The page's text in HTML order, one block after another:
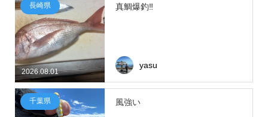
2026.08.01
長崎県 真鯛爆釣‼
yasu
千葉県 風強い